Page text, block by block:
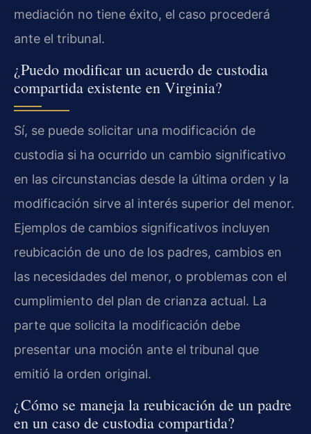
mediación no tiene éxito, el caso procederá
ante el tribunal.
¿Puedo modificar un acuerdo de custodia
compartida existente en Virginia?
Sí, se puede solicitar una modificación de
custodia si ha ocurrido un cambio significativo
en las circunstancias desde la última orden y la
modificación sirve al interés superior del menor.
Ejemplos de cambios significativos incluyen
reubicación de uno de los padres, cambios en
las necesidades del menor, o problemas con el
cumplimiento del plan de crianza actual. La
parte que solicita la modificación debe
presentar una moción ante el tribunal que
emitió la orden original.
¿Cómo se maneja la reubicación de un padre
en un caso de custodia compartida?